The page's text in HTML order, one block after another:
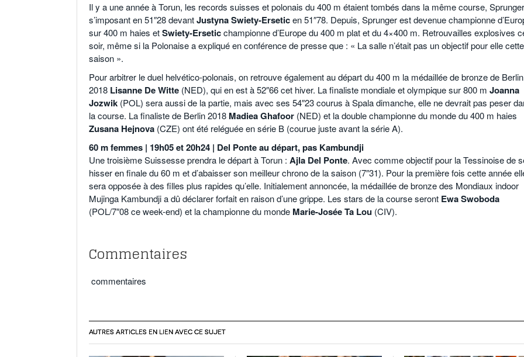
Il y a une année à Torun, les records suisses et polonais du 400 m étaient tombés dans la même course, Sprunger
s’imposant en 51″28 devantJustyna Swiety-Erseticen 51″78. Depuis, Sprunger est devenue championne
sur 400 m haies etSwiety-Erseticchampionne d’Europe du 400 m plat et du 4×400 m. Retrouvailles explosives
soir, même si la Polonaise a expliqué en conférence de presse que : « La salle n’était pas un objectif pour elle cette
saison ».
Pour arbitrer le duel helvético-polonais, on retrouve également au départ du 400 m la médaillée de bronze de Berlin
2018 Lisanne De Witte (NED), qui en est à 52″66 cet hiver. La finaliste mondiale et olympique sur 800 m Joanna
Jozwik (POL) sera aussi de la partie, mais avec ses 54″23 courus à Spala dimanche, elle ne devrait pas peser
la course. La finaliste de Berlin 2018 Madiea Ghafoor (NED) et la double championne du monde du 400 m haies
Zusana Hejnova (CZE) ont été reléguée en série B (courue juste avant la série A).
60 m femmes | 19h05 et 20h24 | Del Ponte au départ, pas Kambundji
Une troisième Suissesse prendra le départ à Torun : Ajla Del Ponte. Avec comme objectif pour la Tessinoise de
hisser en finale du 60 m et d’abaisser son meilleur chrono de la saison (7″31). Pour la première fois cette année
sera opposée à des filles plus rapides qu’elle. Initialement annoncée, la médaillée de bronze des Mondiaux indoor
Mujinga Kambundji a dû déclarer forfait en raison d’une grippe. Les stars de la course seront Ewa Swoboda
(POL/7″08 ce week-end) et la championne du monde Marie-Josée Ta Lou (CIV).
Commentaires
commentaires
AUTRES ARTICLES EN LIEN AVEC CE SUJET